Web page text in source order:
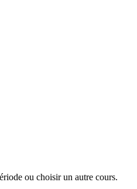
ou choisir un autre cours.